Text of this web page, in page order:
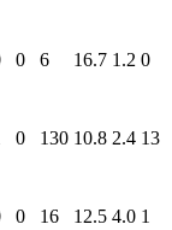
0 6 16.7 1.2 0
0 130 10.8 2.4 13
0 16 12.5 4.0 1